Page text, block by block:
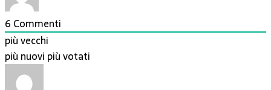
6 Commenti
più vecchi
più nuovi più votati